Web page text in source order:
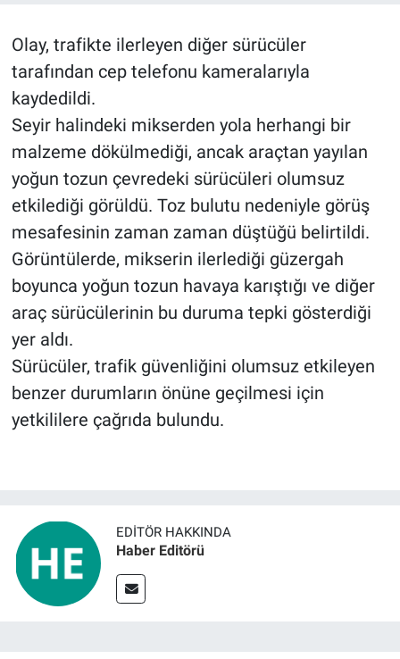
Olay, trafikte ilerleyen diğer sürücüler
tarafından cep telefonu kameralarıyla
kaydedildi.
Seyir halindeki mikserden yola herhangi bir
malzeme dökülmediği, ancak araçtan yayılan
yoğun tozun çevredeki sürücüleri olumsuz
etkilediği görüldü. Toz bulutu nedeniyle görüş
mesafesinin zaman zaman düştüğü belirtildi.
Görüntülerde, mikserin ilerlediği güzergah
boyunca yoğun tozun havaya karıştığı ve diğer
araç sürücülerinin bu duruma tepki gösterdiği
yer aldı.
Sürücüler, trafik güvenliğini olumsuz etkileyen
benzer durumların önüne geçilmesi için
yetkililere çağrıda bulundu.
EDITÖR HAKKINDA
Haber Editörü
EĞİTİM
BİLİM VE TEKNOLOJİ
Güvenlik
Bölge